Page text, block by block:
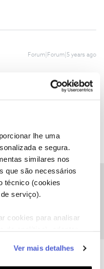
lhe uma
e segura.
similares nos
que são necessários
técnico (cookies
serviço).
cookies para analisar
e
aos seus interesses
Ver mais detalhes
Forum|Forum|5 years ago
relevante. Marque